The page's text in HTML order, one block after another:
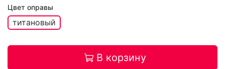
Цвет оправы
титановый
В корзину